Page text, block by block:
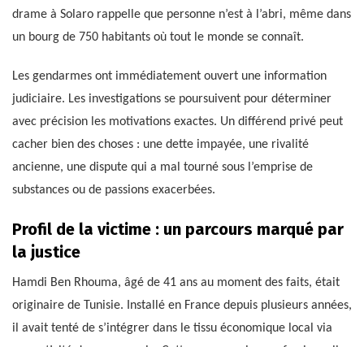
drame à Solaro rappelle que personne n’est à l’abri, même dans
un bourg de 750 habitants où tout le monde se connaît.
Les gendarmes ont immédiatement ouvert une information
judiciaire. Les investigations se poursuivent pour déterminer
avec précision les motivations exactes. Un différend privé peut
cacher bien des choses : une dette impayée, une rivalité
ancienne, une dispute qui a mal tourné sous l’emprise de
substances ou de passions exacerbées.
Profil de la victime : un parcours marqué par
la justice
Hamdi Ben Rhouma, âgé de 41 ans au moment des faits, était
originaire de Tunisie. Installé en France depuis plusieurs années,
il avait tenté de s’intégrer dans le tissu économique local via